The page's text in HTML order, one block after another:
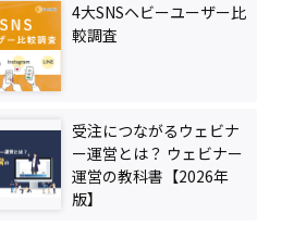
4大SNSヘビーユーザー比
較調査
受注につながるウェビナ
ー運営とは？ ウェビナー
運営の教科書【2026年
版】